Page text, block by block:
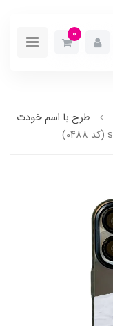
0
طرح با اسم خودت